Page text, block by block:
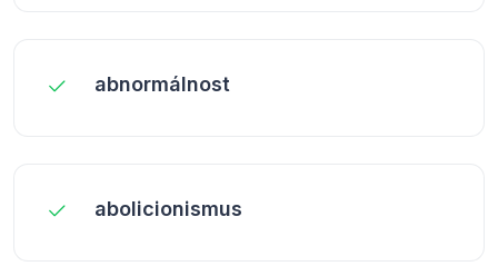
abnormálnost
abolicionismus